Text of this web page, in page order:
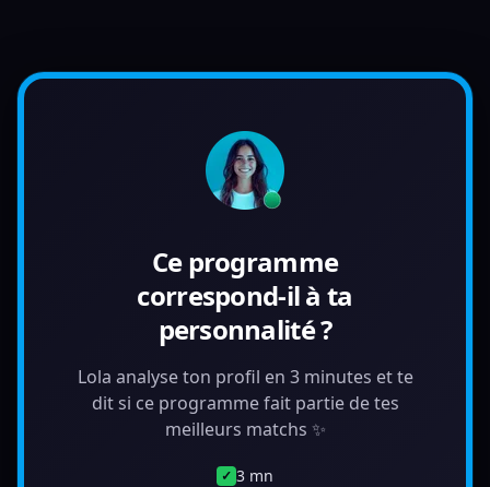
Ce programme
correspond-il à ta
personnalité ?
Lola analyse ton profil en 3 minutes et te
dit si ce programme fait partie de tes
meilleurs matchs ✨
✓ 3 mn